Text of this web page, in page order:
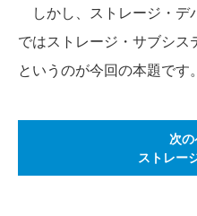
しかし、ストレージ・デ
ではストレージ・サブシ
というのが今回の本題です。
次
ストレー